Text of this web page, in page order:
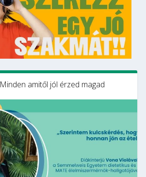
Minden amitől jól érzed magad